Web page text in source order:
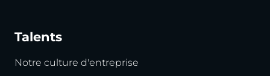
Talents
Notre culture d'entreprise